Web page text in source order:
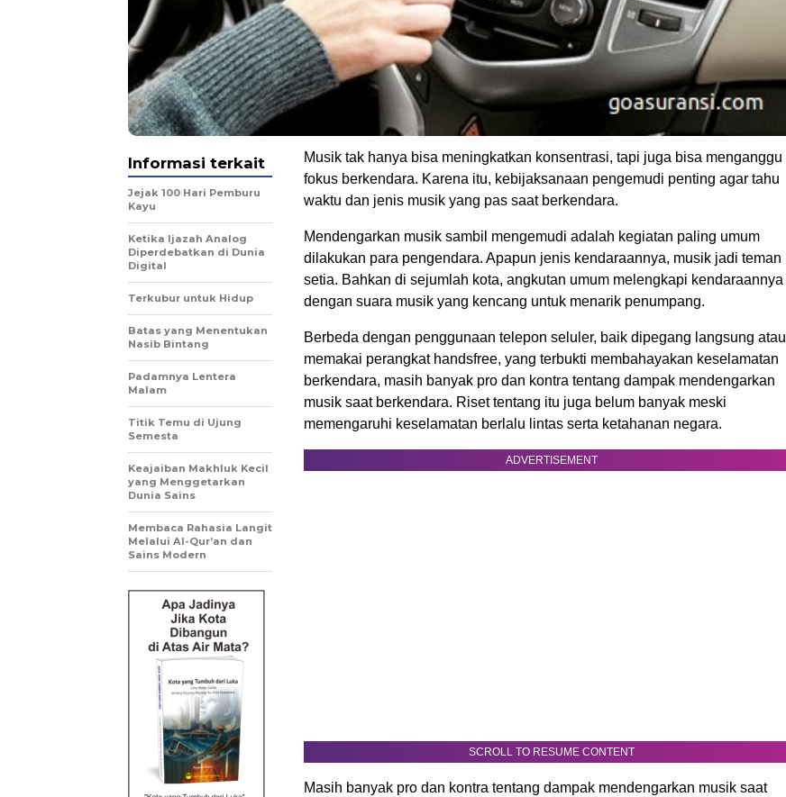
Musik tak hanya bisa meningkatkan konsentrasi, tapi juga bisa menganggu
fokus berkendara. Karena itu, kebijaksanaan pengemudi penting agar tahu
waktu dan jenis musik yang pas saat berkendara.
Mendengarkan musik sambil mengemudi adalah kegiatan paling umum
dilakukan para pengendara. Apapun jenis kendaraannya, musik jadi teman
setia. Bahkan di sejumlah kota, angkutan umum melengkapi kendaraannya
dengan suara musik yang kencang untuk menarik penumpang.
Berbeda dengan penggunaan telepon seluler, baik dipegang langsung atau
memakai perangkat handsfree, yang terbukti membahayakan keselamatan
berkendara, masih banyak pro dan kontra tentang dampak mendengarkan
musik saat berkendara. Riset tentang itu juga belum banyak meski
memengaruhi keselamatan berlalu lintas serta ketahanan negara.
ADVERTISEMENT
SCROLL TO RESUME CONTENT
Masih banyak pro dan kontra tentang dampak mendengarkan musik saat
Informasi terkait
Jejak 100 Hari Pemburu
Kayu
Ketika Ijazah Analog
Diperdebatkan di Dunia
Digital
Terkubur untuk Hidup
Batas yang Menentukan
Nasib Bintang
Padamnya Lentera
Malam
Titik Temu di Ujung
Semesta
Keajaiban Makhluk Kecil
yang Menggetarkan
Dunia Sains
Membaca Rahasia Langit
Melalui Al-Qur’an dan
Sains Modern